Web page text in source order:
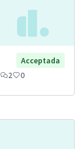
Acceptada
2 0